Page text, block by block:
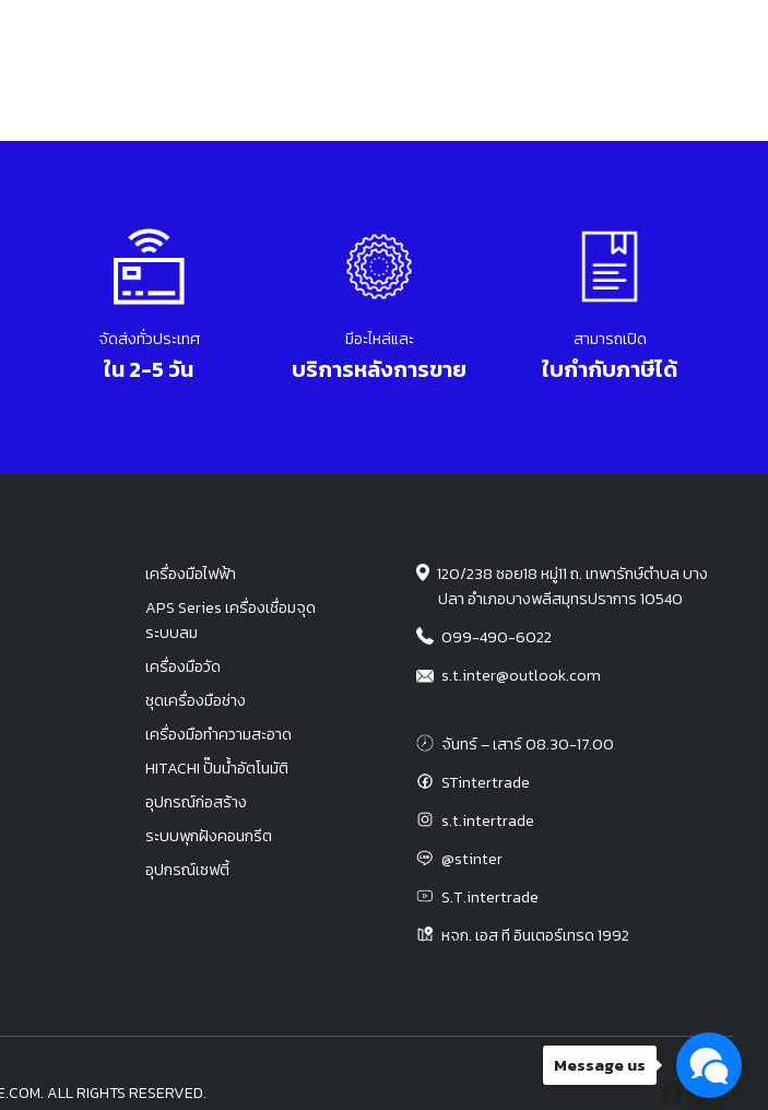
เครื่องมือไฟฟ้า
APS Series เครื่องเชื่อมจุด
ระบบลม
เครื่องมือวัด
ชุดเครื่องมือช่าง
เครื่องมือทำความสะอาด
HITACHI ปั๊มน้ำอัตโนมัติ
อุปกรณ์ก่อสร้าง
ระบบพุกฝังคอนกรีต
อุปกรณ์เซฟตี้
120/238 ซอย18 หมู่11 ถ. เทพารักษ์ตำบล บาง
ปลา อำเภอบางพลีสมุทรปราการ 10540
099-490-6022
s.t.inter@outlook.com
จันทร์ – เสาร์ 08.30-17.00
STintertrade
s.t.intertrade
@stinter
S.T.intertrade
หจก. เอส ที อินเตอร์เทรด 1992
จัดส่งทั่วประเทศ
ใน 2-5 วัน
มีอะไหล่และ
บริการหลังการขาย
สามารถเปิด
ใบกำกับภาษีได้
ALL RIGHTS RESERVED.
Message us